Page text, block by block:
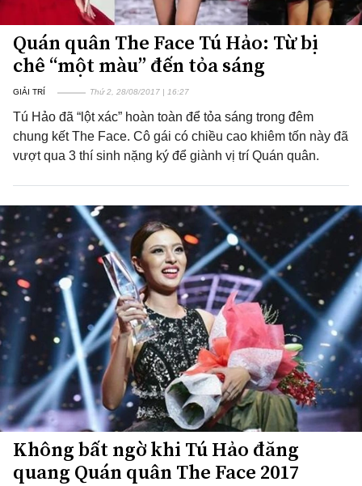
Quán quân The Face Tú Hảo: Từ bị
chê “một màu” đến tỏa sáng
GIẢI TRÍ Thứ 2, 28/08/2017 | 16:27
Tú Hảo đã “lột xác” hoàn toàn để tỏa sáng trong đêm
chung kết The Face. Cô gái có chiều cao khiêm tốn này đã
vượt qua 3 thí sinh nặng ký để giành vị trí Quán quân.
Không bất ngờ khi Tú Hảo đăng
quang Quán quân The Face 2017